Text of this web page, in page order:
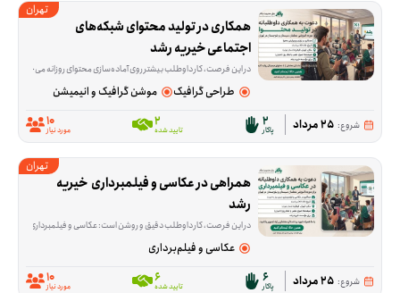
تهران
اجتماعی خیریه رشد
در این فرصت، کار داوطلب بیشتر روی آماده‌سازی محتوای روزانه می‌چرخد. راش‌ها و عکس‌ها از قبل در اختیار شما قرار می‌گیرد و لازم است از آن‌ها برای تدوین ریلز اینستاگرام، پست‌های
طراحی گرافیک موشن گرافیک و انیمیشن
شروع: 25 مرداد 2
پاکار 2
تایید شده 10
مورد نیاز
تهران
رشد
در این فرصت، کار داوطلب دقیق و روشن است: عکاسی و فیلمبرداری از حضور ۱۵ نفر از معلم‌های سیستان و بلوچستان که برای دوره آموزشی به تهران می‌آیند. این همکاری از ۲۶ تا ۳۰ مرداد انجام می‌شود و فقط ثبت تصویر و ویدئو در دو شیفت صبح و عصر لازم است؛ ادیت و آماده‌سازی محتوا جزو کار نیست. محل برگزاری این برنامه خیریه رشد در قیطریه شمالی، تهران در استان تهران است. اگر عکاسی یا فیلمبرداری بلد هستید و می‌توانید در یکی از شیفت‌ها یا در چند روز این برنامه حضور داشته باشید، این فرصت برای شما مناسب است. اگر برای ثبت این چند روز وقت و مهارت دارید، می‌توانید به این فرصت بپیوندید.
عکاسی و فیلم‌برداری
شروع: 25 مرداد 6
پاکار 6
تایید شده 10
مورد نیاز